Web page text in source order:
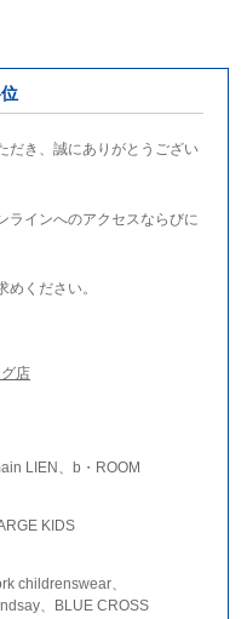
だき、誠にありがとうござい
ラインへのアクセスならびに
ください。
店
LIEN、b・ROOM
KIDS
childrenswear、
、BLUE CROSS